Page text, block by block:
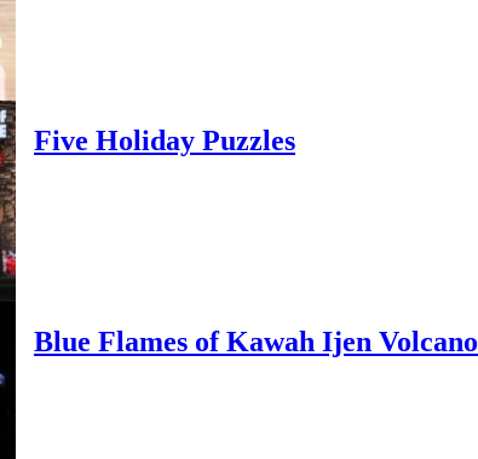
Five Holiday Puzzles
Blue Flames of Kawah Ijen Volcano